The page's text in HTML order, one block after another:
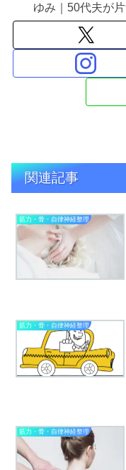
ゆみ｜50代夫が
関連記事
筋力・骨・自律神経整理
筋力・骨・自律神経整理
筋力・骨・自律神経整理